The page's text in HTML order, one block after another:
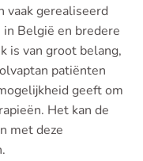
vaak gerealiseerd
België en bredere
is van groot belang,
patiënten
geeft om
Het kan de
met deze